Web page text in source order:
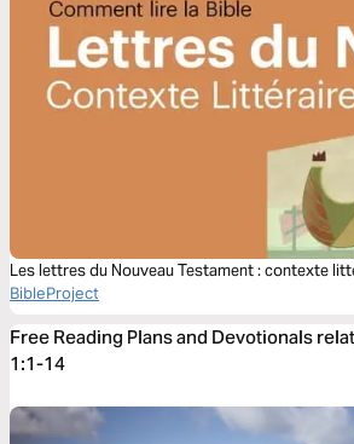
Les lettres du Nouveau Testament : contexte
BibleProject
Free Reading Plans and Devotionals
1:1-14